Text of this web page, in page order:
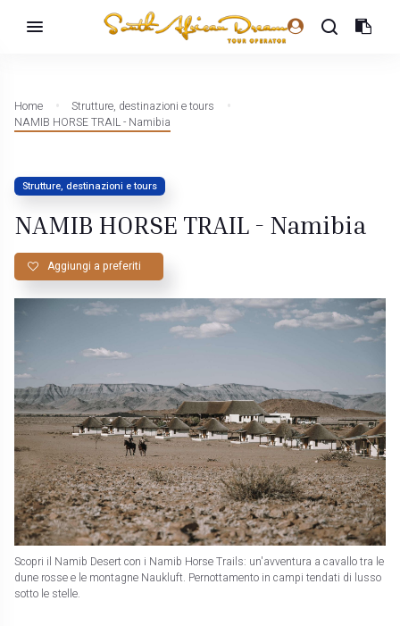
Home
Strutture, destinazioni e tours
NAMIB HORSE TRAIL - Namibia
Strutture, destinazioni e tours
NAMIB HORSE TRAIL - Namibia
Aggiungi a preferiti
Scopri il Namib Desert con i Namib Horse Trails: un'avventura a cavallo tra le
dune rosse e le montagne Naukluft. Pernottamento in campi tendati di lusso
sotto le stelle.